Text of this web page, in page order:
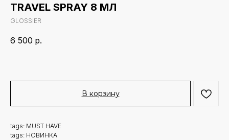
TRAVEL SPRAY 8 МЛ
GLOSSIER
6 500 р.
В корзину
tags: MUST HAVE
tags: НОВИНКА